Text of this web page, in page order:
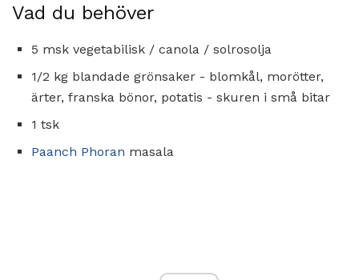
Vad du behöver
5 msk vegetabilisk / canola / solrosolja
1/2 kg blandade grönsaker - blomkål, morötter,
ärter, franska bönor, potatis - skuren i små bitar
1 tsk
Paanch Phoran masala